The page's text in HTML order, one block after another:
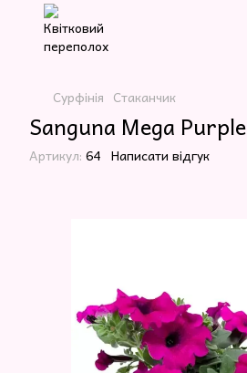
Сурфінія Стаканчик
Sanguna Mega Purple
Артикул: 64 Написати відгук